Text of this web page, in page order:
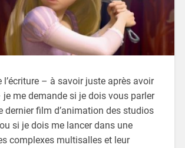
l’écriture – à savoir juste après avoir
me demande si je dois vous parler
dernier film d’animation des studios
si je dois me lancer dans une
complexes multisalles et leur